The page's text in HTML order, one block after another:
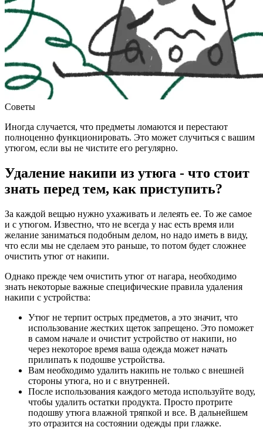
Советы
Иногда случается, что предметы ломаются и перестают
полноценно функционировать. Это может случиться с вашим
утюгом, если вы не чистите его регулярно.
Удаление накипи из утюга - что стоит
знать перед тем, как приступить?
За каждой вещью нужно ухаживать и лелеять ее. То же самое
и с утюгом. Известно, что не всегда у нас есть время или
желание заниматься подобным делом, но надо иметь в виду,
что если мы не сделаем это раньше, то потом будет сложнее
очистить утюг от накипи.
Однако прежде чем очистить утюг от нагара, необходимо
знать некоторые важные специфические правила удаления
накипи с устройства:
Утюг не терпит острых предметов, а это значит, что
использование жестких щеток запрещено. Это поможет
в самом начале и очистит устройство от накипи, но
через некоторое время ваша одежда может начать
прилипать к подошве устройства.
Вам необходимо удалить накипь не только с внешней
стороны утюга, но и с внутренней.
После использования каждого метода используйте воду,
чтобы удалить остатки продукта. Просто протрите
подошву утюга влажной тряпкой и все. В дальнейшем
это отразится на состоянии одежды при глажке.